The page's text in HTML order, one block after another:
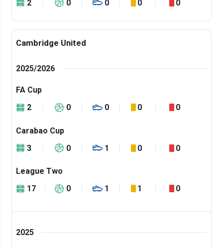
2 0 0 0 0
Cambridge United
2025/2026
FA Cup
2
0 0 0 0
Carabao Cup
3
0 1 0 0
League Two
17
0 1 1 0
2025